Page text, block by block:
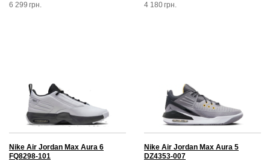
6 299 грн.
4 180грн.
Nike Air Jordan Max Aura 6
FQ8298-101
Nike Air Jordan Max Aura 5
DZ4353-007